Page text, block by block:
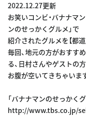
2022.12.27更新
お笑いコンビ・バナナマ
ンのせっかくグルメ」で
紹介されたグルメを【都
毎回、地元の方がおすす
る、日村さんやゲストの
お腹が空いてきちゃいま
「バナナマンのせっかく
http://www.tbs.co.jp/